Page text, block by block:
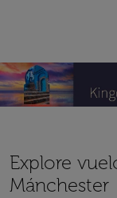
Explore
Mánchester